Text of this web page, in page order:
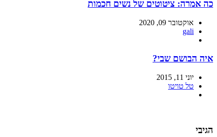
כה אמרה: ציטוטים של נשים חכמות
אוקטובר 09, 2020
gali
איה הבושם שבי?
יוני 11, 2015
טל טויטו
הגיבי